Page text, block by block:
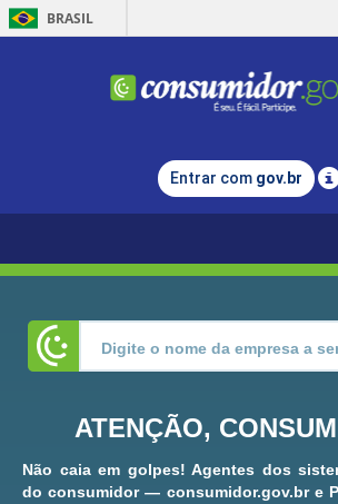
BRASIL
Entrar com gov.br
ATENÇÃO,
Não caia em golpes! Agentes dos
do consumidor — consumidor.gov.br e